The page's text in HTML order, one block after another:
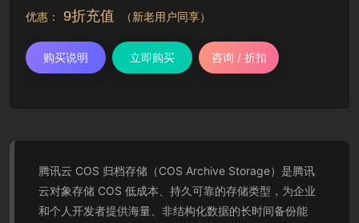
优惠： 9折充值 （新老用户同享）
购买说明 立即购买 咨询 / 折扣
腾讯云 COS 归档存储（COS Archive Storage）是腾讯
云对象存储 COS 低成本、持久可靠的存储类型，为企业
和个人开发者提供海量、非结构化数据的长时间备份能